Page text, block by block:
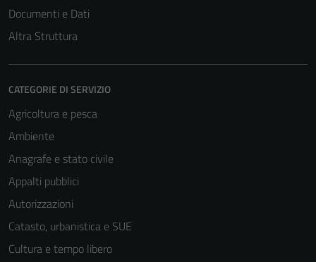
Documenti e Dati
Altra Struttura
CATEGORIE DI SERVIZIO
Agricoltura e pesca
Ambiente
Anagrafe e stato civile
Appalti pubblici
Autorizzazioni
Catasto, urbanistica e SUE
Cultura e tempo libero